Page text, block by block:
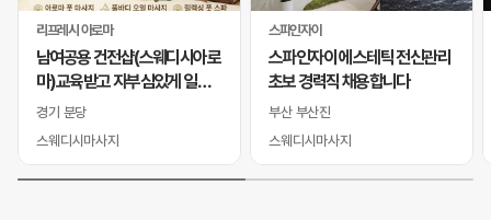
리프레시 아로마
남여공용 건전샵(스웨디시아로
마)교육받고 자부심있게 일하
실 바디테라피사 모십니다
경기 분당
스웨디시마사지
스파인자이
스파인자이 에스테틱 전신관리
초보 경력직 채용합니다
부산 부산진
스웨디시마사지